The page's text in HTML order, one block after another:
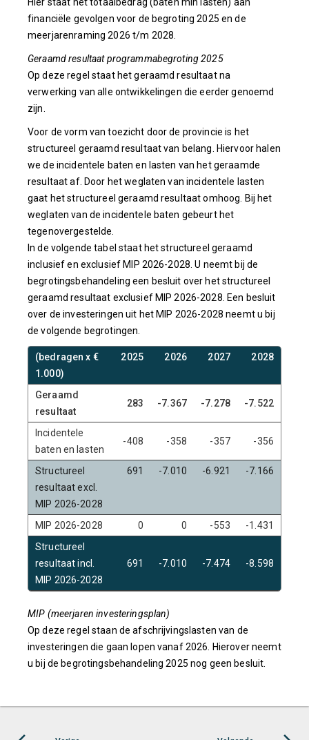
Hier staat het totaalbedrag (baten min lasten) aan
financiële gevolgen voor de begroting 2025 en de
meerjarenraming 2026 t/m 2028.
Geraamd resultaat programmabegroting 2025
Op deze regel staat het geraamd resultaat na
verwerking van alle ontwikkelingen die eerder genoemd
zijn.
Voor de vorm van toezicht door de provincie is het
structureel geraamd resultaat van belang. Hiervoor halen
we de incidentele baten en lasten van het geraamde
resultaat af. Door het weglaten van incidentele lasten
gaat het structureel geraamd resultaat omhoog. Bij het
weglaten van de incidentele baten gebeurt het
tegenovergestelde.
In de volgende tabel staat het structureel geraamd
inclusief en exclusief MIP 2026-2028. U neemt bij de
begrotingsbehandeling een besluit over het structureel
geraamd resultaat exclusief MIP 2026-2028. Een besluit
over de investeringen uit het MIP 2026-2028 neemt u bij
de volgende begrotingen.
(bedragen x €
1.000)
2025 2026 2027 2028
Geraamd
resultaat
283 -7.367 -7.278 -7.522
Incidentele
baten en lasten
-408 -358 -357 -356
Structureel
resultaat excl.
MIP 2026-2028
691 -7.010 -6.921 -7.166
MIP 2026-2028 0 0 -553
-1.431
Structureel
resultaat incl.
MIP 2026-2028
691 -7.010 -7.474 -8.598
MIP (meerjaren investeringsplan)
Op deze regel staan de afschrijvingslasten van de
investeringen die gaan lopen vanaf 2026. Hierover neemt
u bij de begrotingsbehandeling 2025 nog geen besluit.